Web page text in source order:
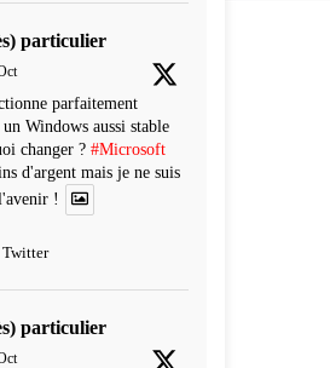
particulier
parfaitement
Windows aussi stable
changer ? #Microsoft
d'argent mais je ne suis
!
Twitter
particulier